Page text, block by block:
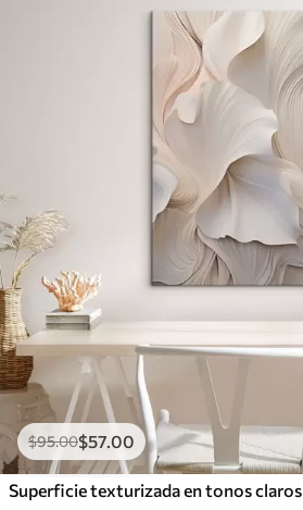
$95.00$57.00
Superficie texturizada en tonos claros